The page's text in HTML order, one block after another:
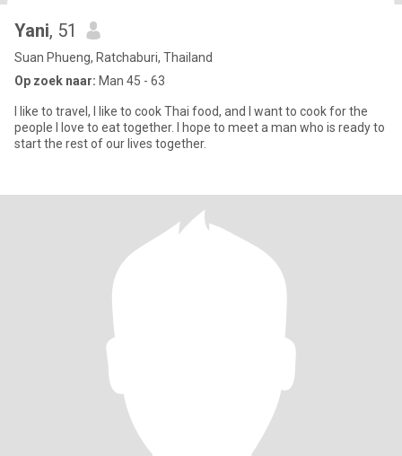
Yani, 51
Suan Phueng, Ratchaburi, Thailand
Op zoek naar: Man 45 - 63
I like to travel, I like to cook Thai food, and I want to cook for the
people I love to eat together. I hope to meet a man who is ready to
start the rest of our lives together.